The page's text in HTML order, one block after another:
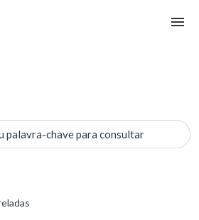
palavra-chave para consultar